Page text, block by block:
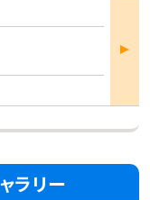
部屋
詳細
ラリー